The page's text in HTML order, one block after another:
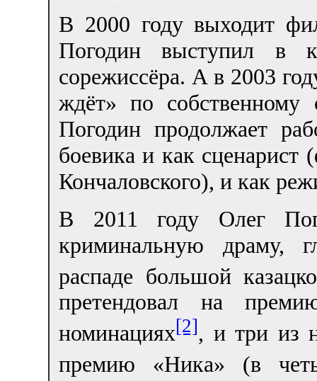
В 2000 году выходит
Погодин выступил в
сорежиссёра. А в 2003
ждёт» по
Погодин продолжает
боевика и как сценарист
Кончаловского), и как
В 2011 году Олег
криминальную драму,
распаде большой
претендовал на
номинациях[2], и три из
премию «Ника» (в